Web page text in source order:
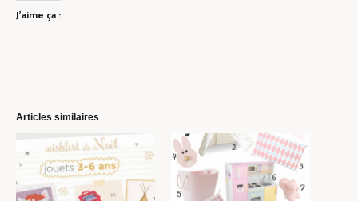
J’aime ça :
Articles similaires